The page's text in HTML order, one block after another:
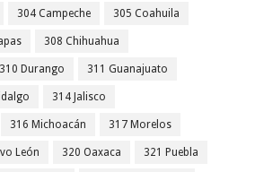
304 Campeche 305 Coahuila
308 Chihuahua
310 Durango 311 Guanajuato
314 Jalisco
316 Michoacán 317 Morelos
León 320 Oaxaca 321 Puebla